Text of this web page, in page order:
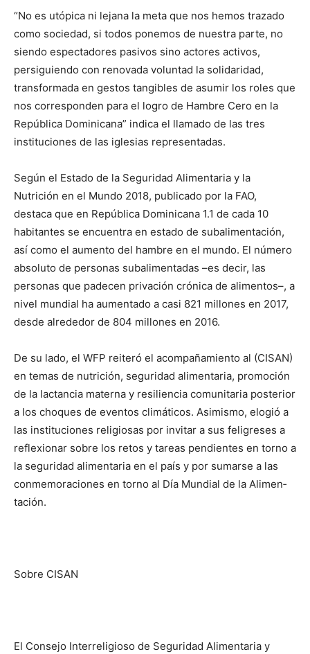
“No es utópica ni lejana la meta que nos hemos trazado
como sociedad, si todos ponemos de nuestra parte, no
siendo espectadores pasi­vos sino actores activos,
persiguiendo con renovada vo­luntad la solidaridad,
transformada en gestos tangibles de asumir los roles que
nos corresponden para el logro de Hambre Cero en la
Repú­blica Dominicana” indica el llamado de las tres
instituciones de las iglesias representadas.
Según el Estado de la Se­guridad Alimentaria y la
Nutrición en el Mundo 2018, publicado por la FAO,
destaca que en República Domi­ni­cana 1.1 de cada 10
habitantes se encuentra en estado de subalimentación,
así co­mo el aumento del hambre en el mundo. El número
­absoluto de personas subalimentadas –es decir, las
personas que padecen privación crónica de alimentos–, a
nivel mundial ha aumentado a casi 821 millones en 2017,
desde alrededor de 804 mi­llones en 2016.
De su lado, el WFP rei­teró el acompañamiento al (CISAN)
en temas de nutrición, seguridad alimentaria, promoción
de la lactancia materna y resiliencia comunitaria posterior
a los cho­ques de eventos climáticos. Asimismo, elogió a
las instituciones religiosas por invitar a sus feligreses a
refle­xionar sobre los retos y ta­reas pendientes en torno a
la seguridad alimentaria en el país y por sumarse a las
conmemoraciones en torno al Día Mundial de la Alimen­
tación.
Sobre CISAN
El Consejo Interreli­gioso de Seguridad Ali­mentaria y